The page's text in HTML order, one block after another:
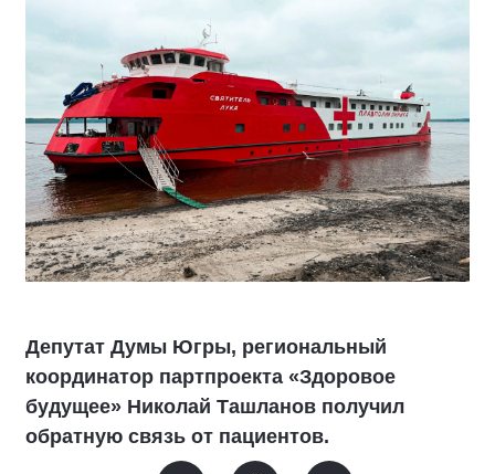
Депутат Думы Югры, региональный
координатор партпроекта «Здоровое
будущее» Николай Ташланов получил
обратную связь от пациентов.